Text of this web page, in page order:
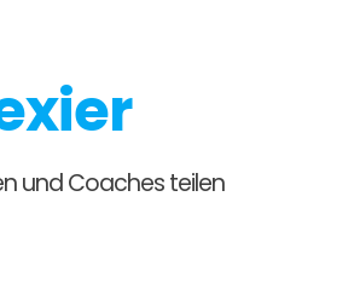
und Coaches teilen